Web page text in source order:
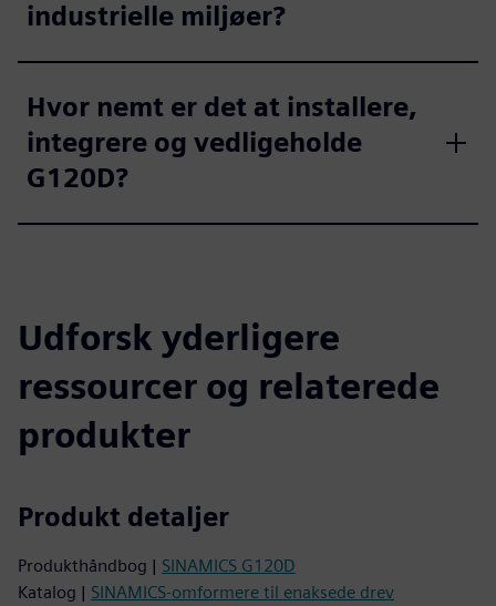
industrielle miljøer?
Hvor nemt er det at installere,
integrere og vedligeholde
G120D?
Udforsk yderligere
ressourcer og relaterede
produkter
Produkt detaljer
Produkthåndbog | SINAMICS G120D
Katalog | SINAMICS-omformere til enaksede drev